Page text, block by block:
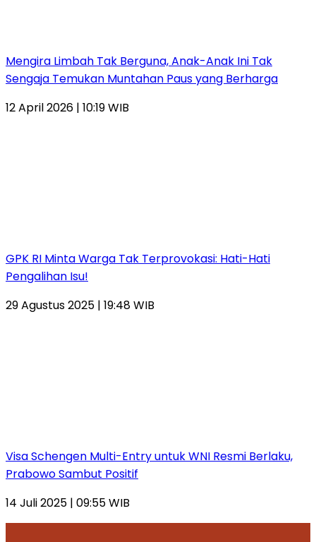
Mengira Limbah Tak Berguna, Anak-Anak Ini Tak
Sengaja Temukan Muntahan Paus yang Berharga
12 April 2026 | 10:19 WIB
GPK RI Minta Warga Tak Terprovokasi: Hati-Hati
Pengalihan Isu!
29 Agustus 2025 | 19:48 WIB
Visa Schengen Multi-Entry untuk WNI Resmi Berlaku,
Prabowo Sambut Positif
14 Juli 2025 | 09:55 WIB